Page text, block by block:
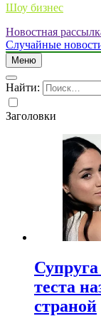
Шоу бизнес
Новостная
Случайные
Меню
Найти:
Заголовки
теста
страной